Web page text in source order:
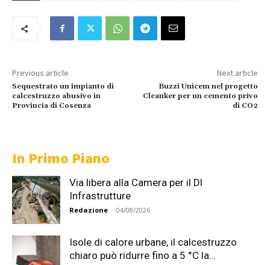
Previous article
Sequestrato un impianto di
calcestruzzo abusivo in
Provincia di Cosenza
Next article
Buzzi Unicem nel progetto
Cleanker per un cemento privo
di CO2
In Primo Piano
Via libera alla Camera per il Dl
Infrastrutture
Redazione - 04/08/2026
Isole di calore urbane, il calcestruzzo
chiaro può ridurre fino a 5 °C la...